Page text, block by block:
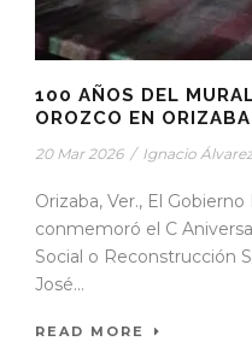
100 AÑOS DEL
OROZCO EN ORIZABA
20 Mar 2026 / Ignacio Álvarez
Orizaba, Ver., El
conmemoró el C
Social o Reconstrucción
José...
READ MORE